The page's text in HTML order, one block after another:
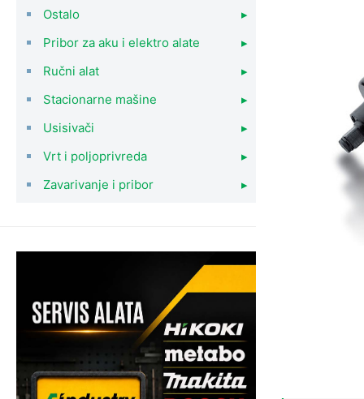
Ostalo
▸
Pribor za aku i elektro alate
▸
Ručni alat
▸
Stacionarne mašine
▸
Usisivači
▸
Vrt i poljoprivreda
▸
Zavarivanje i pribor
▸